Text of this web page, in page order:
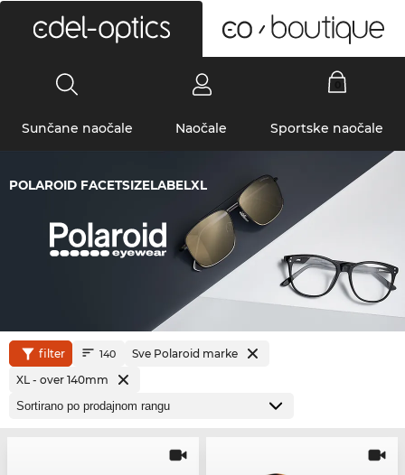
Sunčane naočale Naočale Sportske naočale
POLAROID FACETSIZELABELXL
filter 140
Sve Polaroid marke
XL - over 140mm